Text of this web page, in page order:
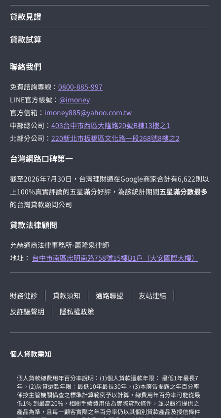
貸款見證
貸款試算
聯絡我們
免費諮詢專線： 0800-885-997
LINE官方帳號： @imoney
官方信箱： imoney885@yahoo.com.tw
中部總公司： 403台中市西區大隆路20號B棟13樓之1
北部分公司： 220新北市板橋區文化路一段268號8樓之2
台灣網路口碑第一
截至2026年7月30日，台灣理財通在Google商家合計有6,622則以
上100%真實評論的五星滿分好評，為該統計期間五星滿分數最多
的台灣貸款顧問公司
貸款法律顧問
允赫通商法律事務所-蕭隆泉律師
地址： 台中市南區忠明南路758號15樓B1戶（大安國際大樓）
財務健診 貸款須知 通路聯盟
友站連結
反詐騙聲明
隱私權政策
個人貸款需知
個人貸款總費用年百分率說明：(1)個人貸款還款年限： 最低1年最長7
年。(2)房貸還款年限：最低10年最長30年。(3)本廣告揭露之年百分率
係按主管機關備查之標準計算範例予以計算，總費用年百分率可能從最
低1% 到最高20%，相關手續費用依為實際貸款條件，並以銀行提供之
產品為準，且每一顧客實際之年百分率仍以其個別貸款產品及授信條件